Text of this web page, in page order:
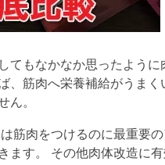
てもなかなか思ったように
、筋肉へ栄養補給がうまく
ん。
筋肉をつけるのに最重要
ます。 その他肉体改造に